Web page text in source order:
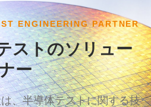
ENGINEERING PARTNER
ストのソリュー
ー
、半導体テストに関する技